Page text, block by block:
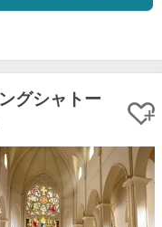
グシャトー